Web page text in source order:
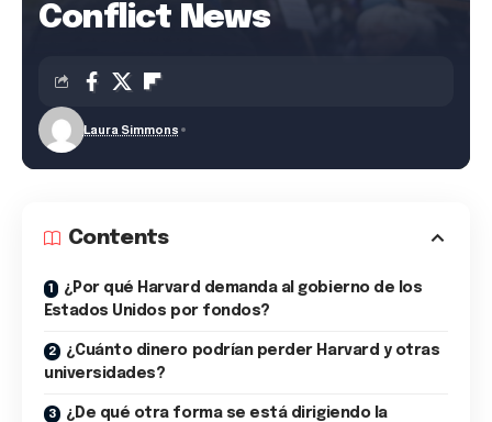
Conflict News
Laura Simmons
Contents
¿Por qué Harvard demanda al gobierno de los
Estados Unidos por fondos?
¿Cuánto dinero podrían perder Harvard y otras
universidades?
¿De qué otra forma se está dirigiendo la